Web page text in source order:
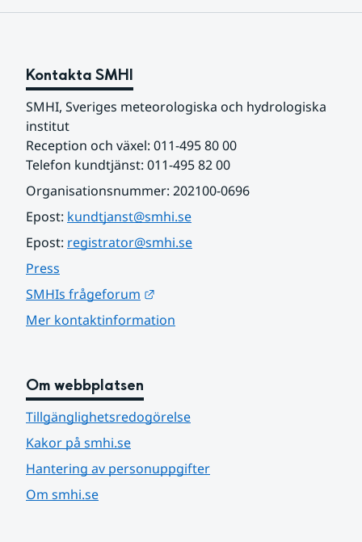
Kontakta SMHI
SMHI, Sveriges meteorologiska och hydrologiska
institut
Reception och växel: 011-495 80 00
Telefon kundtjänst: 011-495 82 00
Organisationsnummer: 202100-0696
Epost: kundtjanst@smhi.se
Epost: registrator@smhi.se
Press
SMHIs frågeforum
Mer kontaktinformation
Om webbplatsen
Tillgänglighetsredogörelse
Kakor på smhi.se
Hantering av personuppgifter
Om smhi.se